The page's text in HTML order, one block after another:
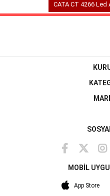
CATA CT 4266 Led
MOBİL
App Store